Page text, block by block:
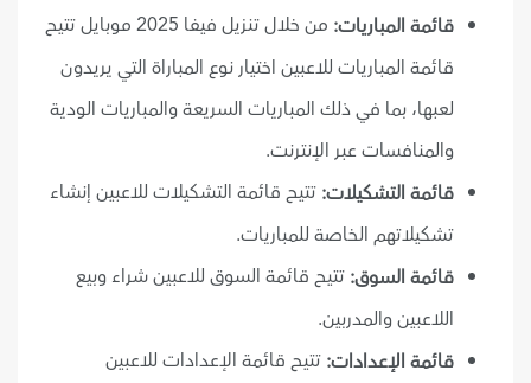
قائمة المباريات:
من خلال تنزيل فيفا 2025 موبايل تتيح
قائمة المباريات للاعبين اختيار نوع المباراة التي يريدون
لعبها، بما في ذلك المباريات السريعة والمباريات الودية
والمنافسات عبر الإنترنت.
قائمة التشكيلات: تتيح قائمة التشكيلات للاعبين إنشاء
تشكيلاتهم الخاصة للمباريات.
قائمة السوق: تتيح قائمة السوق للاعبين شراء وبيع
اللاعبين والمدربين.
قائمة الإعدادات: تتيح قائمة الإعدادات للاعبين